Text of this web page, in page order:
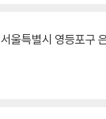
서울특별시 영등포구